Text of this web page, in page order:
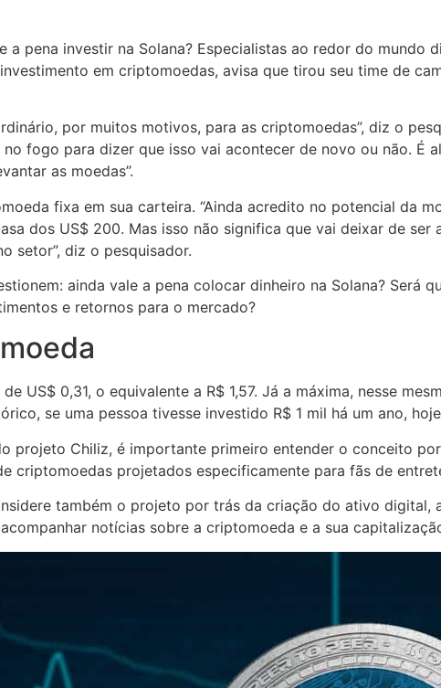
pena investir na Solana? Especialistas ao redor do mundo
em criptomoedas, avisa que tirou seu time de
por muitos motivos, para as criptomoedas”, diz o
fogo para dizer que isso vai acontecer de novo ou não. É
as moedas”.
fixa em sua carteira. “Ainda acredito no potencial da
dos US$ 200. Mas isso não significa que vai deixar de ser
setor”, diz o pesquisador.
ainda vale a pena colocar dinheiro na Solana? Será
e retornos para o mercado?
US$ 0,31, o equivalente a R$ 1,57. Já a máxima, nesse
se uma pessoa tivesse investido R$ 1 mil há um ano,
projeto Chiliz, é importante primeiro entender o conceito
criptomoedas projetados especificamente para fãs de
também o projeto por trás da criação do ativo digital,
notícias sobre a criptomoeda e a sua